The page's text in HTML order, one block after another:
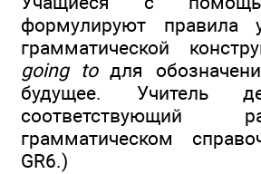
формулируют правила
грамматической
going toдля
будущее. Учитель
грамматическом
GR6.)